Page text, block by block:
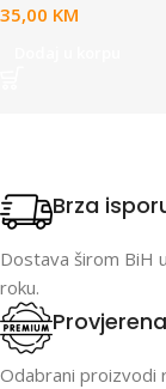
35,00 KM
Brza
Dostava širom BiH
roku.
Odabrani proizvodi